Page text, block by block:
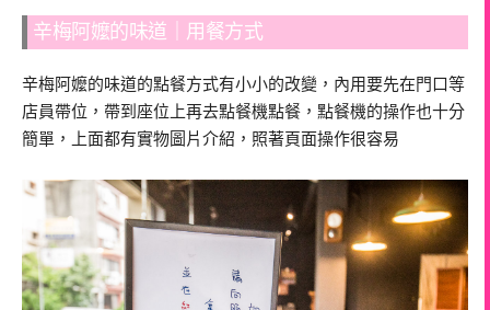
辛梅阿嬤的味道｜用餐方式
辛梅阿嬤的味道的點餐方式有小小的改變，內用要先在門口等
店員帶位，帶到座位上再去點餐機點餐，點餐機的操作也十分
簡單，上面都有實物圖片介紹，照著頁面操作很容易